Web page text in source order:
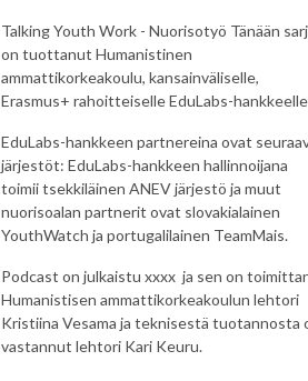
Talking Youth Work - Nuorisotyö Tänään
on tuottanut Humanistinen
ammattikorkeakoulu, kansainväliselle,
Erasmus+ rahoitteiselle EduLabs-
EduLabs-hankkeen partnereina ovat
järjestöt: EduLabs-hankkeen hallinnoijana
toimii tsekkiläinen ANEV järjestö ja muut
nuorisoalan partnerit ovat slovakialainen
YouthWatch ja portugalilainen TeamMais.
Podcast on julkaistu xxxx ja sen on
Humanistisen ammattikorkeakoulun lehtori
Kristiina Vesama ja teknisestä tuotannosta
vastannut lehtori Kari Keuru.